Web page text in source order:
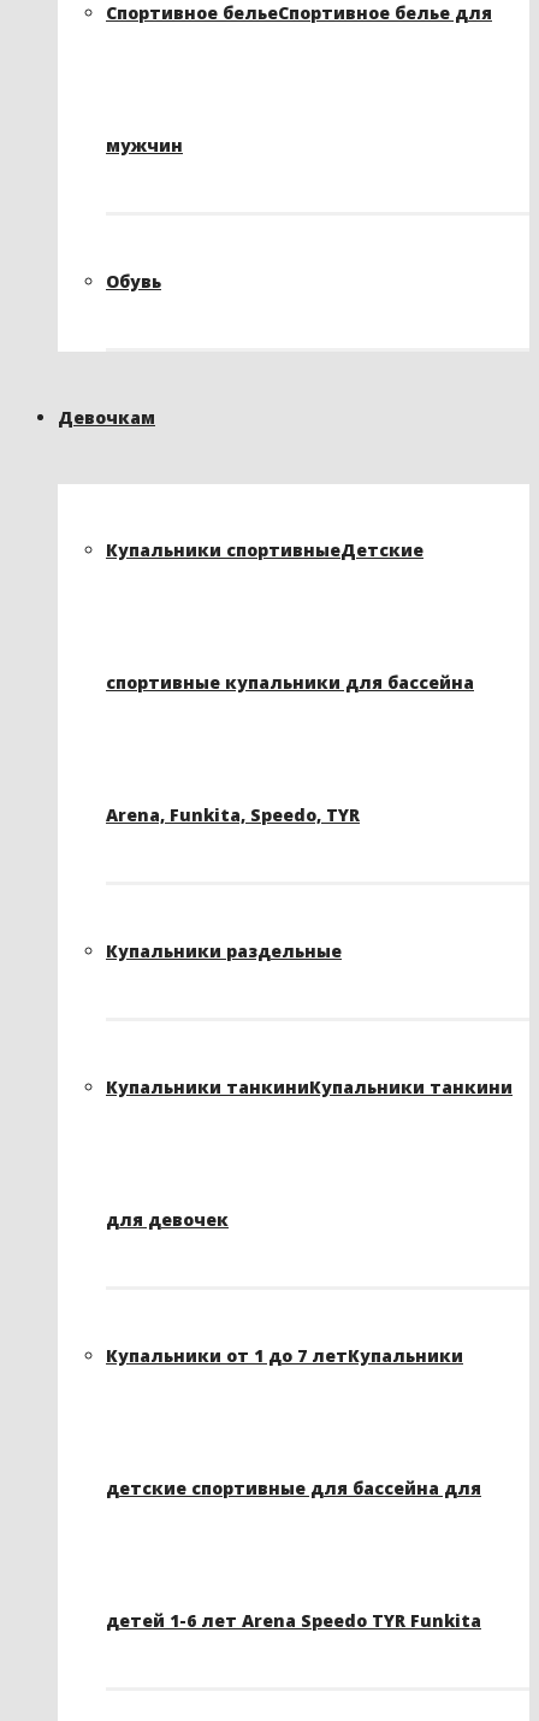
Спортивное бельеСпортивное белье для
мужчин
Обувь
Девочкам
Купальники спортивныеДетские
спортивные купальники для бассейна
Arena, Funkita, Speedo, TYR
Купальники раздельные
Купальники танкиниКупальники танкини
для девочек
Купальники от 1 до 7 летКупальники
детские спортивные для бассейна для
детей 1-6 лет Arena Speedo TYR Funkita